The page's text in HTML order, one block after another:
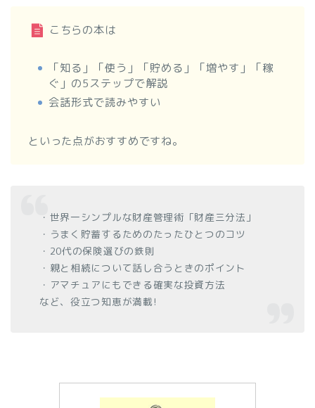
こちらの本は
「知る」「使う」「貯める」「増やす」「稼
ぐ」の5ステップで解説
会話形式で読みやすい
といった点がおすすめですね。
・世界一シンプルな財産管理術「財産三分法」
・うまく貯蓄するためのたったひとつのコツ
・20代の保険選びの鉄則
・親と相続について話し合うときのポイント
・アマチュアにもできる確実な投資方法
など、役立つ知恵が満載!